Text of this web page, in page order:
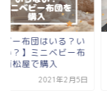
ビー布団はいる？い
い？】ミニベビー布
西松屋で購入
2021年2月5日